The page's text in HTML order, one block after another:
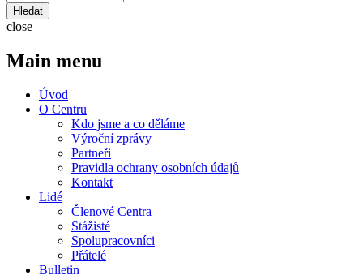
close
Main menu
Úvod
O Centru
Kdo jsme a co děláme
Výroční zprávy
Partneři
Pravidla ochrany osobních údajů
Kontakt
Lidé
Členové Centra
Stážisté
Spolupracovníci
Přátelé
Bulletin